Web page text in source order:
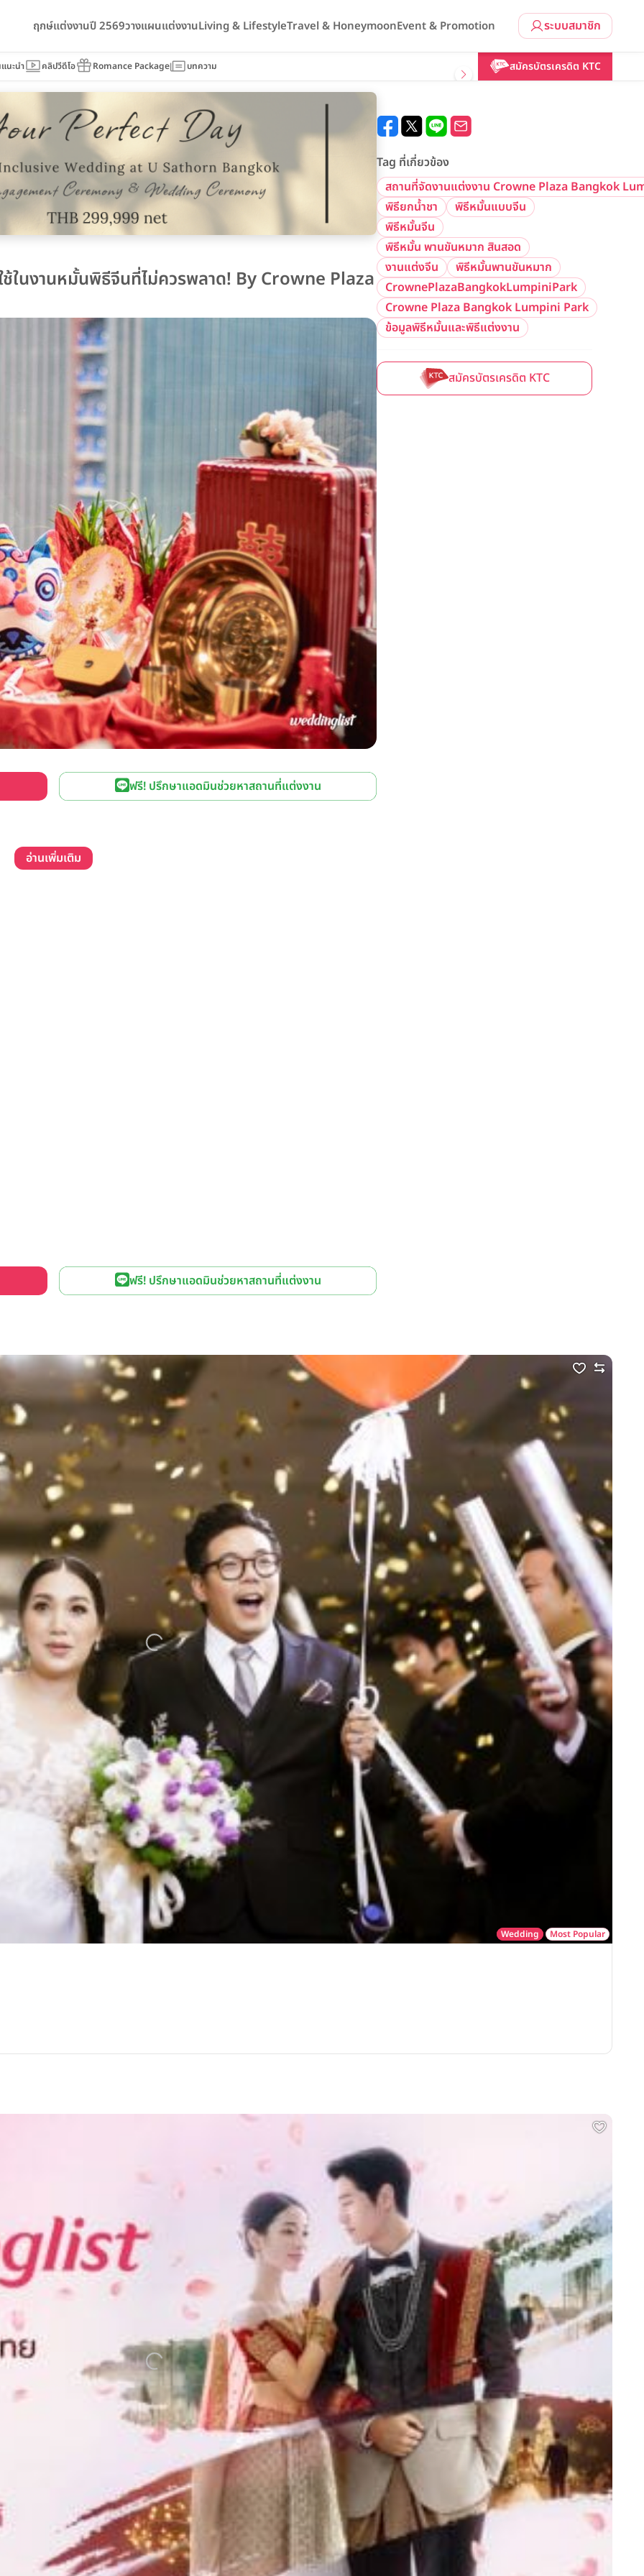
ระบบสมาชิก
ฤกษ์แต่งงานปี 2569วางแผนแต่งงานLiving & LifestyleTravel & HoneymoonEvent & Promotion
นะนำ คลิปวีดีโอ Romance Package บทความ สมัครบัตรเครดิต KTC
ในงานหมั้นพิธีจีนที่ไม่ควรพลาด! By Crowne Plaza
ฟรี! ปรึกษาแอดมินช่วยหาสถานที่แต่งงาน
อ่านเพิ่มเติม
ฟรี! ปรึกษาแอดมินช่วยหาสถานที่แต่งงาน
Tag ที่เกี่ยวข้อง
สถานที่จัดงานแต่งงาน Crowne Plaza Bangkok
พิธียกน้ำชา
พิธีหมั้นแบบจีน
พิธีหมั้นจีน
พิธีหมั้น พานขันหมาก สินสอด
งานแต่งจีน
พิธีหมั้นพานขันหมาก
CrownePlazaBangkokLumpiniPark
Crowne Plaza Bangkok Lumpini Park
ข้อมูลพิธีหมั้นและพิธีแต่งงาน
สมัครบัตรเครดิต KTC
Wedding Most Popular